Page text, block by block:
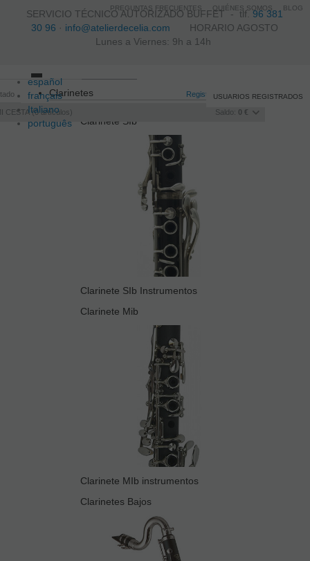
SERVICIO TÉCNICO AUTORIZADO BUFFET -tlf.96 381
30 96 · info@atelierdecelia.com HORARIO AGOSTO
Lunes a Viernes: 9h a 14h
español
français
Italiano
português
Registro /Iniciar sesión
CESTA 0artículos Saldo: 0 €
USUARIOS REGISTRADOS
Toggle
navigation
Clarinetes
Clarinete SIb
Clarinete SIb Instrumentos
Clarinete Mib
Clarinete MIb instrumentos
Clarinetes Bajos
PREGUNTAS FRECUENTES QUIÉNES SOMOS BLOG